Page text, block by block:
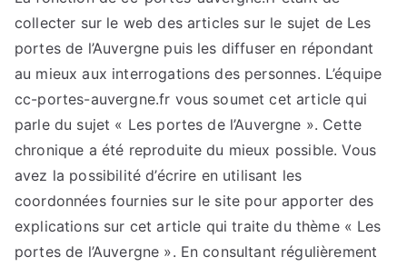
collecter sur le web des articles sur le sujet de Les
portes de l’Auvergne puis les diffuser en répondant
au mieux aux interrogations des personnes. L’équipe
cc-portes-auvergne.fr vous soumet cet article qui
parle du sujet « Les portes de l’Auvergne ». Cette
chronique a été reproduite du mieux possible. Vous
avez la possibilité d’écrire en utilisant les
coordonnées fournies sur le site pour apporter des
explications sur cet article qui traite du thème « Les
portes de l’Auvergne ». En consultant régulièrement